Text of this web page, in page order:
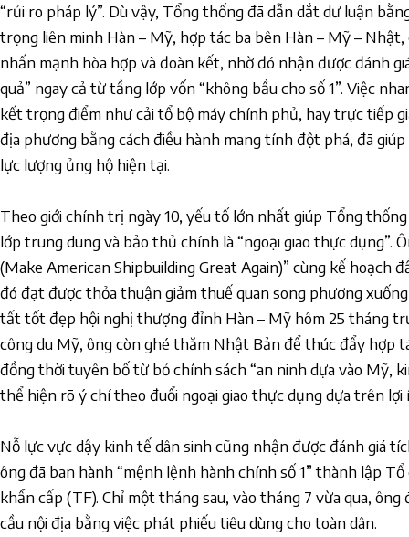
“rủi ro pháp lý”. Dù vậy, Tổng thống đã dẫn dắt dư luận
trọng liên minh Hàn – Mỹ, hợp tác ba bên Hàn – Mỹ –
nhấn mạnh hòa hợp và đoàn kết, nhờ đó nhận được đánh
quả” ngay cả từ tầng lớp vốn “không bầu cho số 1”. Việc
kết trọng điểm như cải tổ bộ máy chính phủ, hay trực tiếp
địa phương bằng cách điều hành mang tính đột phá, đã
lực lượng ủng hộ hiện tại.
Theo giới chính trị ngày 10, yếu tố lớn nhất giúp Tổng
lớp trung dung và bảo thủ chính là “ngoại giao thực dụng”.
(Make American Shipbuilding Great Again)” cùng kế hoạch
đó đạt được thỏa thuận giảm thuế quan song phương
tất tốt đẹp hội nghị thượng đỉnh Hàn – Mỹ hôm 25 tháng
công du Mỹ, ông còn ghé thăm Nhật Bản để thúc đẩy hợp
đồng thời tuyên bố từ bỏ chính sách “an ninh dựa vào Mỹ,
thể hiện rõ ý chí theo đuổi ngoại giao thực dụng dựa trên lợi
Nỗ lực vực dậy kinh tế dân sinh cũng nhận được đánh giá
ông đã ban hành “mệnh lệnh hành chính số 1” thành lập
khẩn cấp (TF). Chỉ một tháng sau, vào tháng 7 vừa qua,
cầu nội địa bằng việc phát phiếu tiêu dùng cho toàn dân.